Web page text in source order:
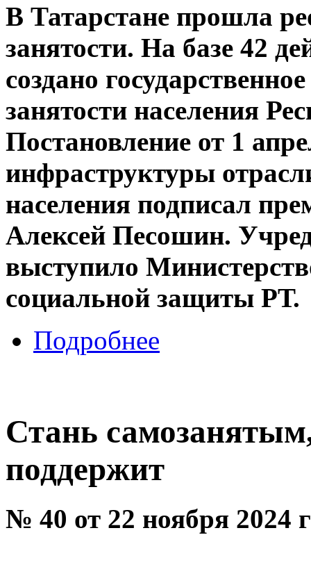
В Татарстане прошла
занятости. На базе 42
создано
занятости населения
Постановление от 1
инфраструктуры
населения подписал
Алексей Песошин.
выступило
социальной защиты РТ.
Подробнее
Стань
поддержит
№ 40 от 22 ноября 2024